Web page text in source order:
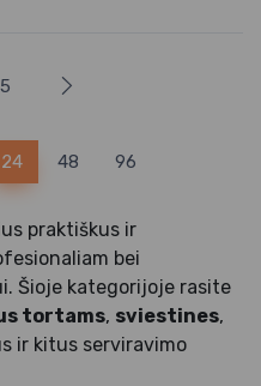
24 48 96
praktiškus ir
bei
Šioje kategorijoje rasite
tortams, sviestines,
ir kitus serviravimo